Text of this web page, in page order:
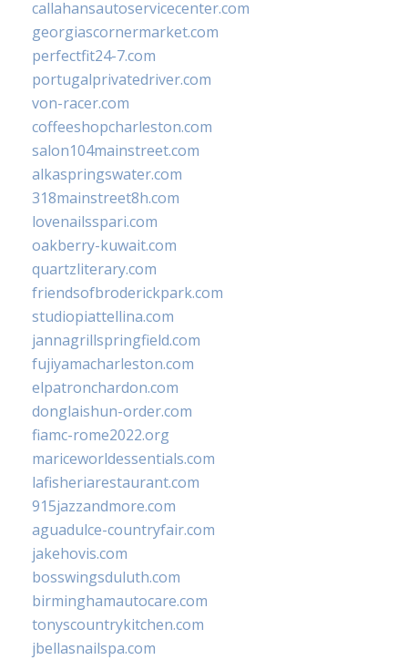
callahansautoservicecenter.com
georgiascornermarket.com
perfectfit24-7.com
portugalprivatedriver.com
von-racer.com
coffeeshopcharleston.com
salon104mainstreet.com
alkaspringswater.com
318mainstreet8h.com
lovenailsspari.com
oakberry-kuwait.com
quartzliterary.com
friendsofbroderickpark.com
studiopiattellina.com
jannagrillspringfield.com
fujiyamacharleston.com
elpatronchardon.com
donglaishun-order.com
fiamc-rome2022.org
mariceworldessentials.com
lafisheriarestaurant.com
915jazzandmore.com
aguadulce-countryfair.com
jakehovis.com
bosswingsduluth.com
birminghamautocare.com
tonyscountrykitchen.com
jbellasnailspa.com